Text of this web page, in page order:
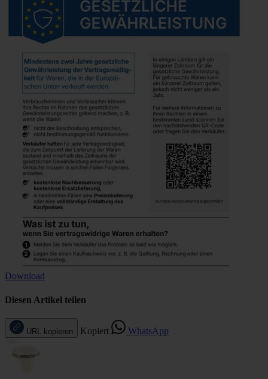
Download
Diesen Artikel teilen
URL kopieren Kopiert WhatsApp